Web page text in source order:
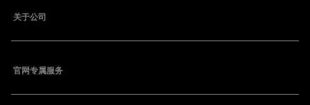
关于公司
官网专属服务